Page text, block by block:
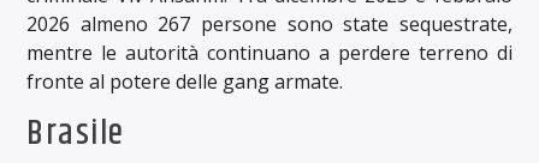
2026 almeno 267 persone sono state sequestrate,
mentre le autorità continuano a perdere terreno di
fronte al potere delle gang armate.
Brasile